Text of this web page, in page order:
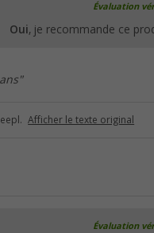
Évaluation
Oui, je recommande ce
Afficher le texte original
Évaluation